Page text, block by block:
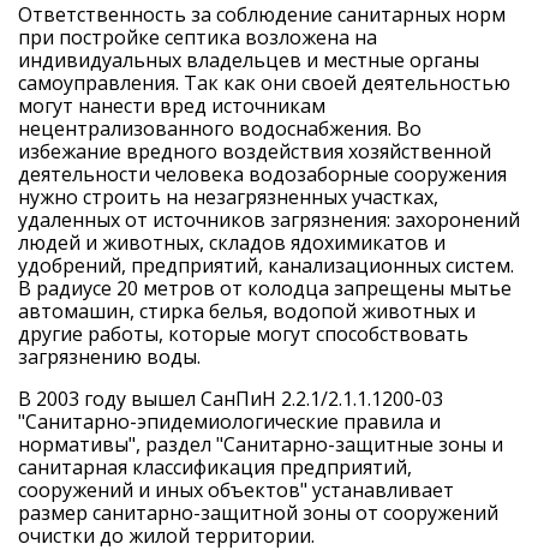
Ответственность за соблюдение санитарных норм
при постройке септика возложена на
индивидуальных владельцев и местные органы
самоуправления. Так как они своей деятельностью
могут нанести вред источникам
нецентрализованного водоснабжения. Во
избежание вредного воздействия хозяйственной
деятельности человека водозаборные сооружения
нужно строить на незагрязненных участках,
удаленных от источников загрязнения: захоронений
людей и животных, складов ядохимикатов и
удобрений, предприятий, канализационных систем.
В радиусе 20 метров от колодца запрещены мытье
автомашин, стирка белья, водопой животных и
другие работы, которые могут способствовать
загрязнению воды.
В 2003 году вышел СанПиН 2.2.1/2.1.1.1200-03
"Санитарно-эпидемиологические правила и
нормативы", раздел "Санитарно-защитные зоны и
санитарная классификация предприятий,
сооружений и иных объектов" устанавливает
размер санитарно-защитной зоны от сооружений
очистки до жилой территории.